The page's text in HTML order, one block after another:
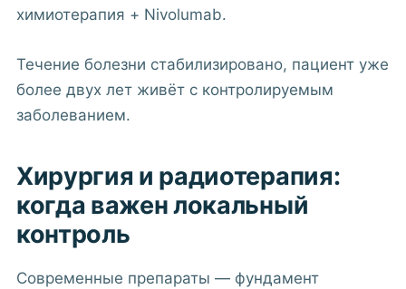
химиотерапия + Nivolumab.
Течение болезни стабилизировано, пациент уже
более двух лет живёт с контролируемым
заболеванием.
Хирургия и радиотерапия:
когда важен локальный
контроль
Современные препараты — фундамент